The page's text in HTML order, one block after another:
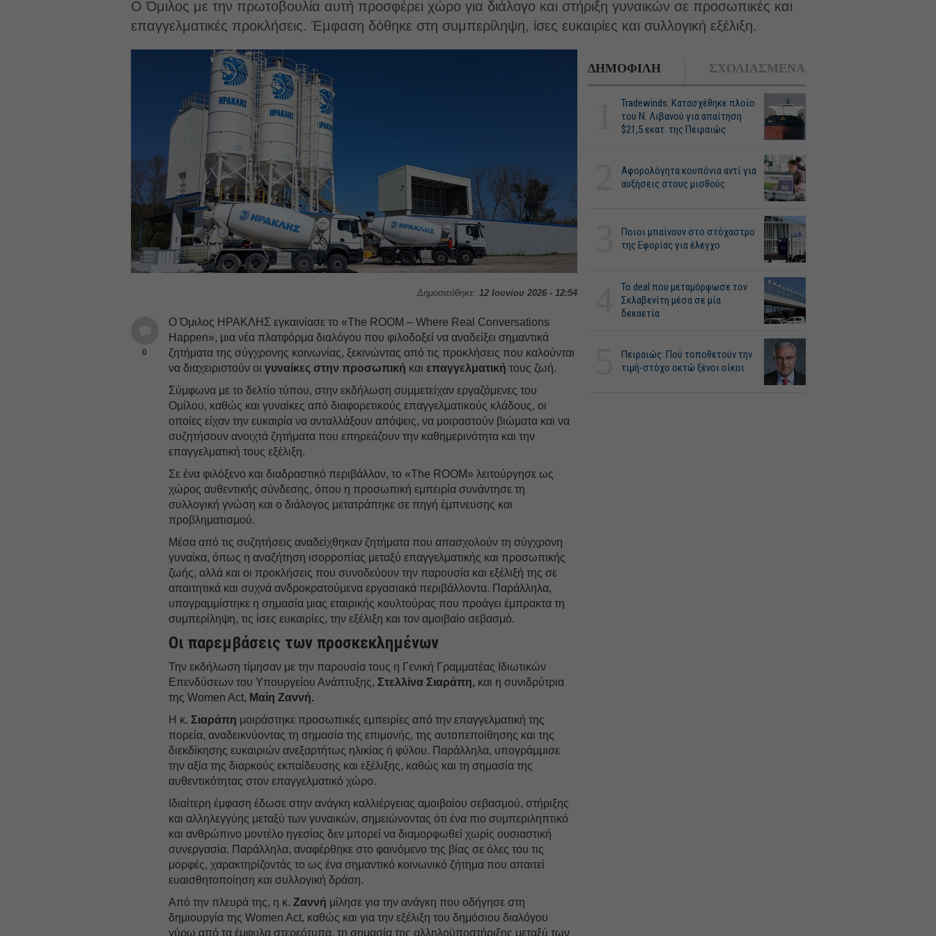
Ο Όμιλος με την πρωτοβουλία αυτή προσφέρει χώρο για διάλογο και στήριξη γυναικών σε προσωπικές και
επαγγελματικές προκλήσεις. Έμφαση δόθηκε στη συμπερίληψη, ίσες ευκαιρίες και συλλογική εξέλιξη.
Δημοσιεύθηκε: 12 Ιουνίου 2026 - 12:54
0
Ο Όμιλος ΗΡΑΚΛΗΣ εγκαινίασε το «The ROOM – Where Real Conversations
Happen», μια νέα πλατφόρμα διαλόγου που φιλοδοξεί να αναδείξει σημαντικά
ζητήματα της σύγχρονης κοινωνίας, ξεκινώντας από τις προκλήσεις που καλούνται
να διαχειριστούν οι γυναίκες στην προσωπική καιεπαγγελματική τους ζωή.
Σύμφωνα με το δελτίο τύπου, στην εκδήλωση συμμετείχαν εργαζόμενες του
Ομίλου, καθώς και γυναίκες από διαφορετικούς επαγγελματικούς κλάδους, οι
οποίες είχαν την ευκαιρία να ανταλλάξουν απόψεις, να μοιραστούν βιώματα και να
συζητήσουν ανοιχτά ζητήματα που επηρεάζουν την καθημερινότητα και την
επαγγελματική τους εξέλιξη.
Σε ένα φιλόξενο και διαδραστικό περιβάλλον, το «The ROOM» λειτούργησε ως
χώρος αυθεντικής σύνδεσης, όπου η προσωπική εμπειρία συνάντησε τη
συλλογική γνώση και ο διάλογος μετατράπηκε σε πηγή έμπνευσης και
προβληματισμού.
Μέσα από τις συζητήσεις αναδείχθηκαν ζητήματα που απασχολούν τη σύγχρονη
γυναίκα, όπως η αναζήτηση ισορροπίας μεταξύ επαγγελματικής και προσωπικής
ζωής, αλλά και οι προκλήσεις που συνοδεύουν την παρουσία και εξέλιξή της σε
απαιτητικά και συχνά ανδροκρατούμενα εργασιακά περιβάλλοντα. Παράλληλα,
υπογραμμίστηκε η σημασία μιας εταιρικής κουλτούρας που προάγει έμπρακτα τη
συμπερίληψη, τις ίσες ευκαιρίες, την εξέλιξη και τον αμοιβαίο σεβασμό.
Οι παρεμβάσεις των προσκεκλημένων
Την εκδήλωση τίμησαν με την παρουσία τους η Γενική Γραμματέας Ιδιωτικών
Επενδύσεων του Υπουργείου Ανάπτυξης, Στελλίνα Σιαράπη, και η συνιδρύτρια
της Women Act, Μαίη Ζαννή.
Η κ.Σιαράπη μοιράστηκε προσωπικές εμπειρίες από την επαγγελματική της
πορεία, αναδεικνύοντας τη σημασία της επιμονής, της αυτοπεποίθησης και της
διεκδίκησης ευκαιριών ανεξαρτήτως ηλικίας ή φύλου. Παράλληλα, υπογράμμισε
την αξία της διαρκούς εκπαίδευσης και εξέλιξης, καθώς και τη σημασία της
αυθεντικότητας στον επαγγελματικό χώρο.
Ιδιαίτερη έμφαση έδωσε στην ανάγκη καλλιέργειας αμοιβαίου σεβασμού, στήριξης
και αλληλεγγύης μεταξύ των γυναικών, σημειώνοντας ότι ένα πιο συμπεριληπτικό
και ανθρώπινο μοντέλο ηγεσίας δεν μπορεί να διαμορφωθεί χωρίς ουσιαστική
συνεργασία. Παράλληλα, αναφέρθηκε στο φαινόμενο της βίας σε όλες του τις
μορφές, χαρακτηρίζοντάς το ως ένα σημαντικό κοινωνικό ζήτημα που απαιτεί
ευαισθητοποίηση και συλλογική δράση.
Από την πλευρά της, η κ.Ζαννή μίλησε για την ανάγκη που οδήγησε στη
δημιουργία της Women Act, καθώς και για την εξέλιξη του δημόσιου διαλόγου
γύρω από τα έμφυλα στερεότυπα, τη σημασία της αλληλοϋποστήριξης μεταξύ των
ΔΗΜΟΦΙΛΗ ΣΧΟΛΙΑΣΜΕΝΑ
Tradewinds: Κατασχέθηκε πλοίο
του Ν. Λιβανού για απαίτηση
$21,5 εκατ. της Πειραιώς
Αφορολόγητα κουπόνια αντί για
αυξήσεις στους μισθούς
Ποιοι μπαίνουν στο στόχαστρο
της Εφορίας για έλεγχο
Το deal που μεταμόρφωσε τον
Σκλαβενίτη μέσα σε μία
δεκαετία
Πειραιώς: Πού τοποθετούν την
τιμή-στόχο οκτώ ξένοι οίκοι